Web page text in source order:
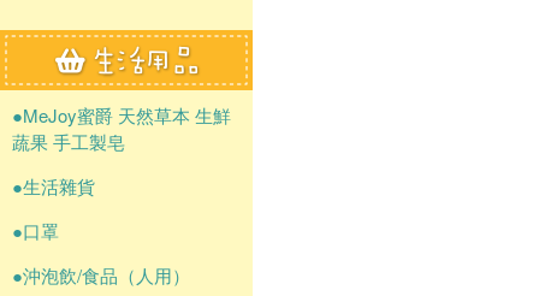
●MeJoy蜜爵 天然草本 生鮮
蔬果 手工製皂
●生活雜貨
●口罩
●沖泡飲/食品（人用）